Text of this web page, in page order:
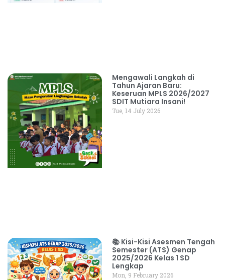
Mengawali Langkah di
Tahun Ajaran Baru:
Keseruan MPLS 2026/2027
SDIT Mutiara Insani!
Tue, 14 July 2026
📚 Kisi-Kisi Asesmen Tengah
Semester (ATS) Genap
2025/2026 Kelas 1 SD
Lengkap
Mon, 9 February 2026